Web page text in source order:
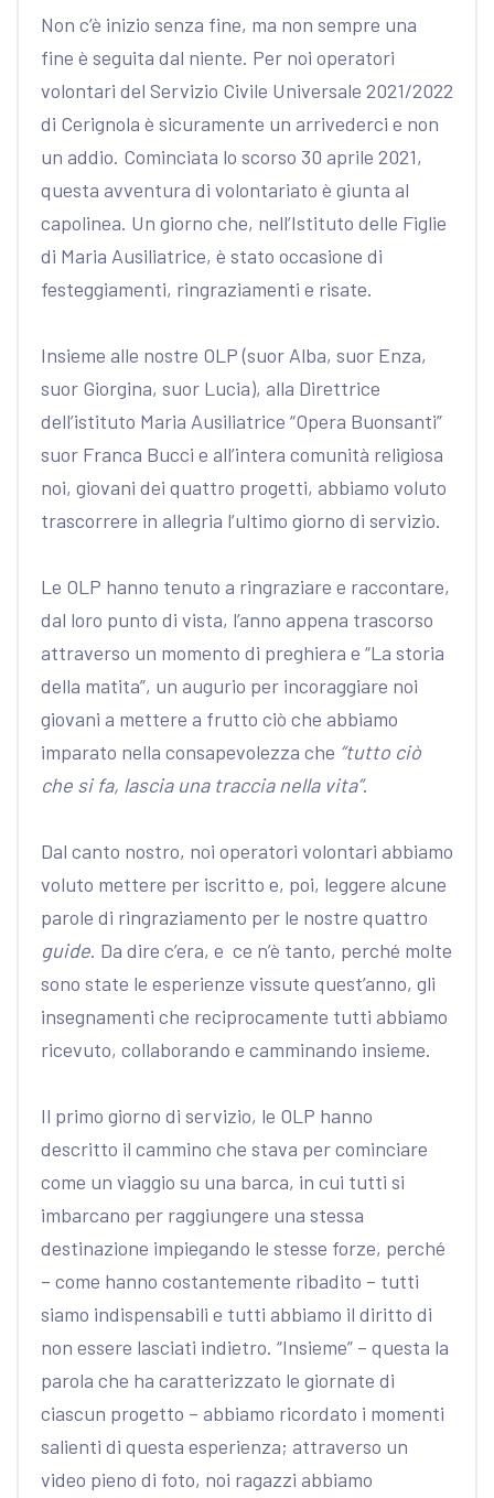
Non c’è inizio senza fine, ma non sempre una
fine è seguita dal niente. Per noi operatori
volontari del Servizio Civile Universale 2021/2022
di Cerignola è sicuramente un arrivederci e non
un addio. Cominciata lo scorso 30 aprile 2021,
questa avventura di volontariato è giunta al
capolinea. Un giorno che, nell’Istituto delle Figlie
di Maria Ausiliatrice, è stato occasione di
festeggiamenti, ringraziamenti e risate.
Insieme alle nostre OLP (suor Alba, suor Enza,
suor Giorgina, suor Lucia), alla Direttrice
dell’istituto Maria Ausiliatrice “Opera Buonsanti”
suor Franca Bucci e all’intera comunità religiosa
noi, giovani dei quattro progetti, abbiamo voluto
trascorrere in allegria l’ultimo giorno di servizio.
Le OLP hanno tenuto a ringraziare e raccontare,
dal loro punto di vista, l’anno appena trascorso
attraverso un momento di preghiera e “La storia
della matita”, un augurio per incoraggiare noi
giovani a mettere a frutto ciò che abbiamo
imparato nella consapevolezza che “tutto ciò
che si fa, lascia una traccia nella vita”.
Dal canto nostro, noi operatori volontari abbiamo
voluto mettere per iscritto e, poi, leggere alcune
parole di ringraziamento per le nostre quattro
guide. Da dire c’era, e ce n’è tanto, perché molte
sono state le esperienze vissute quest’anno, gli
insegnamenti che reciprocamente tutti abbiamo
ricevuto, collaborando e camminando insieme.
Il primo giorno di servizio, le OLP hanno
descritto il cammino che stava per cominciare
come un viaggio su una barca, in cui tutti si
imbarcano per raggiungere una stessa
destinazione impiegando le stesse forze, perché
– come hanno costantemente ribadito – tutti
siamo indispensabili e tutti abbiamo il diritto di
non essere lasciati indietro. “Insieme” – questa la
parola che ha caratterizzato le giornate di
ciascun progetto – abbiamo ricordato i momenti
salienti di questa esperienza; attraverso un
video pieno di foto, noi ragazzi abbiamo